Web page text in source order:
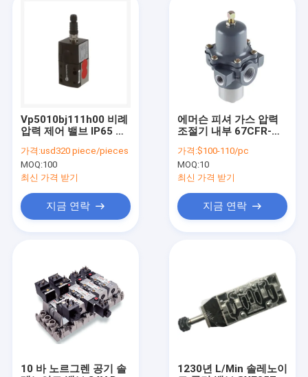
Vp5010bj111h00 비례
압력 제어 밸브 IP65 공
가격:usd320 piece/pieces
MOQ:100
최신 가격 받기
지금 연락
에머슨 피셔 가스 압력
조절기 내부 67CFR-
가격:$100-110/pc
MOQ:10
최신 가격 받기
지금 연락
10 바 노르그렌 공기 솔
1230년 L/Min 솔레노이